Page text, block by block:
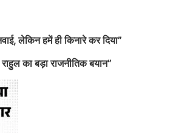
लेकिन हमें ही किनारे कर दिया”
का बड़ा राजनीतिक बयान”